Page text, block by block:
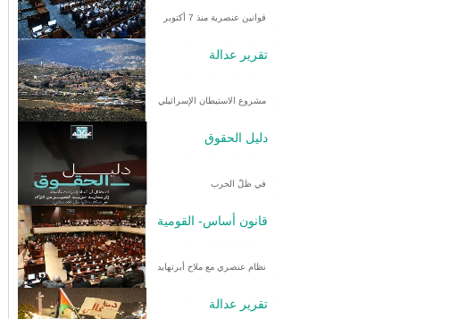
قوانين عنصرية منذ 7 أكتوبر
تقرير عدالة
مشروع الاستيطان الإسرائيلي
دليل الحقوق
في ظلّ الحرب
قانون أساس- القومية
نظام عنصري مع ملاح أبرتهايد
تقرير عدالة